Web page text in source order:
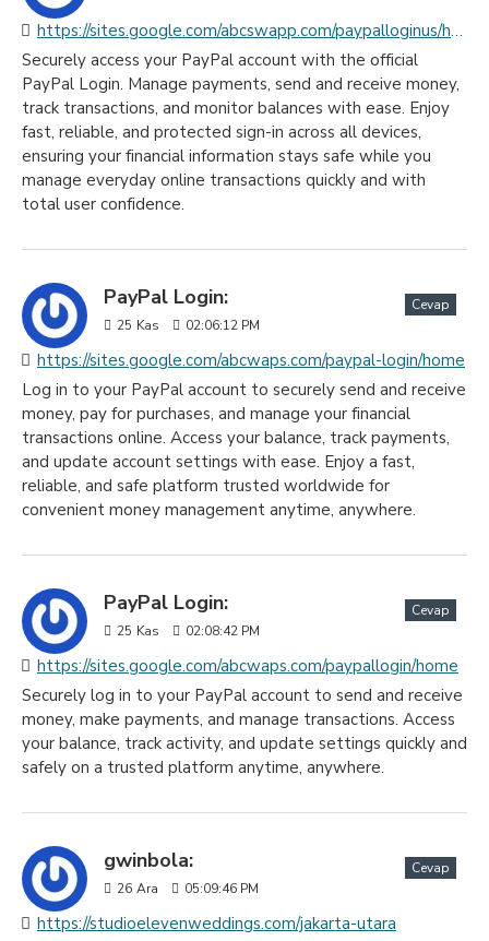
https://sites.google.com/abcswapp.com/paypalloginus/home
Securely access your PayPal account with the official
PayPal Login. Manage payments, send and receive money,
track transactions, and monitor balances with ease. Enjoy
fast, reliable, and protected sign-in across all devices,
ensuring your financial information stays safe while you
manage everyday online transactions quickly and with
total user confidence.
PayPal Login:
25 Kas 02:06:12 PM
https://sites.google.com/abcwaps.com/paypal-login/home
Cevap
Log in to your PayPal account to securely send and receive
money, pay for purchases, and manage your financial
transactions online. Access your balance, track payments,
and update account settings with ease. Enjoy a fast,
reliable, and safe platform trusted worldwide for
convenient money management anytime, anywhere.
PayPal Login:
25 Kas 02:08:42 PM
https://sites.google.com/abcwaps.com/paypallogin/home
Cevap
Securely log in to your PayPal account to send and receive
money, make payments, and manage transactions. Access
your balance, track activity, and update settings quickly and
safely on a trusted platform anytime, anywhere.
gwinbola:
26 Ara 05:09:46 PM
https://studioelevenweddings.com/jakarta-utara
Cevap